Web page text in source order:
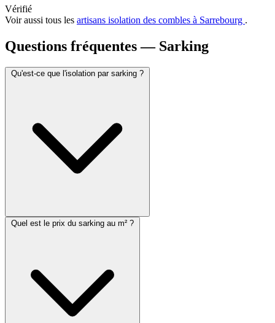
Vérifié
Voir aussi tous les artisans isolation des combles à Sarrebourg .
Questions fréquentes — Sarking
Qu'est-ce que l'isolation par sarking ?
Quel est le prix du sarking au m² ?